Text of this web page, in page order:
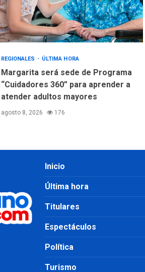
REGIONALES ÚLTIMA HORA
Margarita será sede de Programa
“Cuidadores 360” para aprender a
atender adultos mayores
agosto 8, 2026 176
Inicio
Última hora
Titulares
Espectáculos
Política
Turismo